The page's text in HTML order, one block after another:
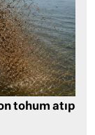
tohum atıp